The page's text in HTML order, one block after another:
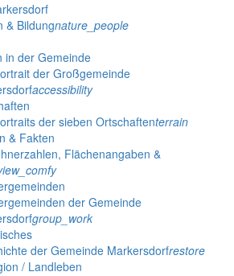
& Bildungnature_people
in der Gemeinde
der Großgemeinde
accessibility
der sieben Ortschaftenterrain
& Fakten
Flächenangaben &
der Gemeinde
group_work
der Gemeinde Markersdorfrestore
/ Landleben